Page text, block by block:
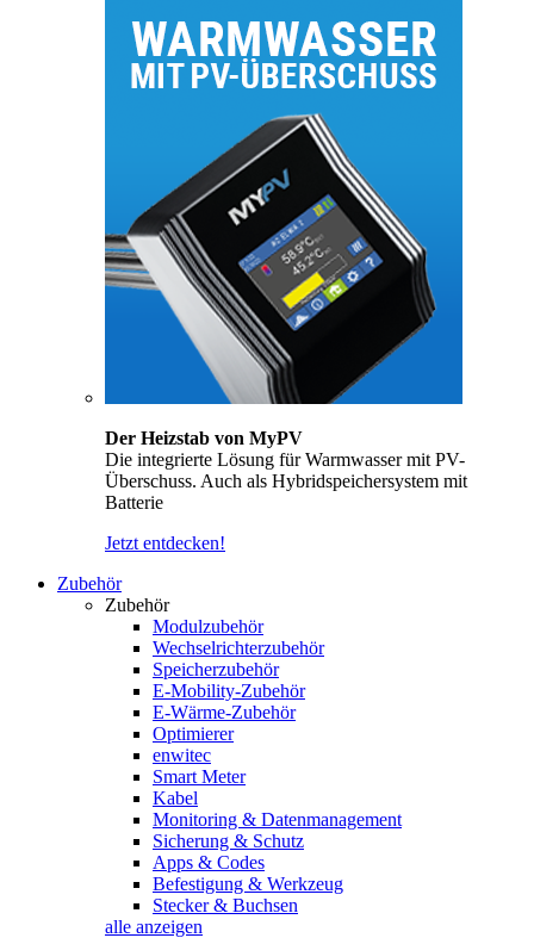
Der Heizstab von MyPV
Die integrierte Lösung für Warmwasser mit PV-
Überschuss. Auch als Hybridspeichersystem mit
Batterie
Jetzt entdecken!
Zubehör
Zubehör
Modulzubehör
Wechselrichterzubehör
Speicherzubehör
E-Mobility-Zubehör
E-Wärme-Zubehör
Optimierer
enwitec
Smart Meter
Kabel
Monitoring & Datenmanagement
Sicherung & Schutz
Apps & Codes
Befestigung & Werkzeug
Stecker & Buchsen
alle anzeigen